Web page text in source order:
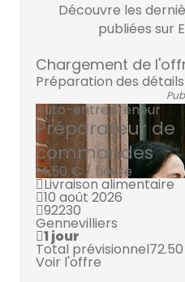
Découvre les
publiées sur
Chargement de
Préparation des
Auto-entrepreneur
Préparateur de
commandes
14.50 € / heure
Livraison alimentaire
10 août 2026
92230
Gennevilliers
1 jour
Total prévisionnel
Voir l'offre